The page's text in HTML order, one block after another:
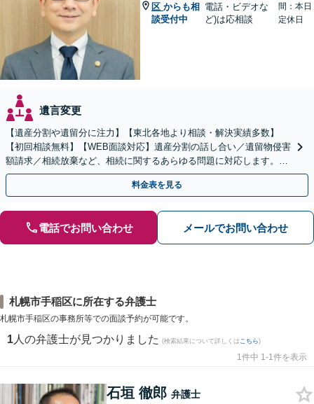
区 からも相
談受付中
電話・ビデオな
ど)は応相談
間：本日
定休日
遺言変更
【遺産分割や遺留分に注力】【東北各地より相談・解決実績多数】
【初回相談無料】【WEB面談対応】遺産分割の話し合い／遺留物侵害
額請求／相続放棄など、相続に関するあらゆる問題に対応します。ご
事情やご意向を丁寧にお聞きし、有利な解決を目指します
料金表を見る
電話でお問い合わせ メールでお問い合わせ
札幌市手稲区に所在する弁護士
札幌市手稲区の事務所等での面談予約が可能です。
1 人の弁護士が見つかりました (検索結果について詳しくは こちら)
1件中 1-1件を表示
石垣 徹郎 弁護士